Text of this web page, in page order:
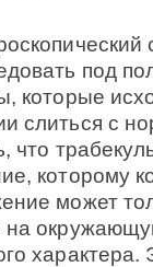
под
которые
слиться с
что
которому
мо­жет
на